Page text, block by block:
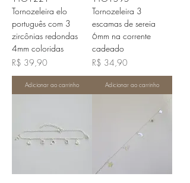
Tornozeleira elo
português com 3
zircônias redondas
4mm coloridas
Preço
R$ 39,90
Adicionar ao carrinho
Tornozeleira 3
escamas de sereia
6mm na corrente
cadeado
Preço
R$ 34,90
Adicionar ao carrinho